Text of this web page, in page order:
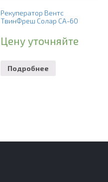
Рекуператор Вентс
ТвинФреш Солар СА-60
Цену уточняйте
Подробнее